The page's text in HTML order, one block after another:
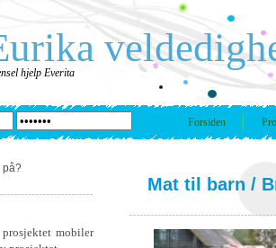
hjelp Everita
Forsiden
på?
mobiler
Mat til barn /